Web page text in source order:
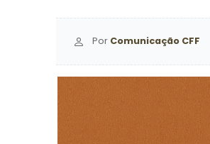
Por Comunicação CFF